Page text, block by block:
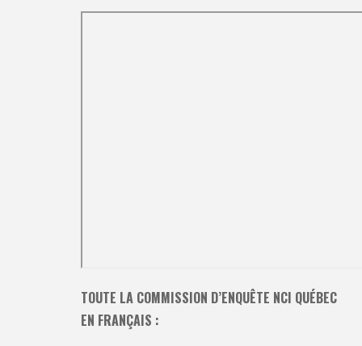
TOUTE LA COMMISSION D’ENQUÊTE NCI QUÉBEC
EN FRANÇAIS :